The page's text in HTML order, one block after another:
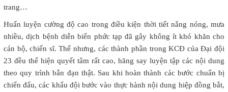
trang…
Huấn luyện cường độ cao trong điều kiện thời tiết nắng nóng, mưa
nhiều, dịch bệnh diễn biến phức tạp đã gây không ít khó khăn cho
cán bộ, chiến sĩ. Thế nhưng, các thành phần trong KCĐ của Đại đội
23 đều thể hiện quyết tâm rất cao, hăng say luyện tập các nội dung
theo quy trình bắn đạn thật. Sau khi hoàn thành các bước chuẩn bị
chiến đấu, các khẩu đội bước vào thực hành nội dung hiệp đồng bắt,